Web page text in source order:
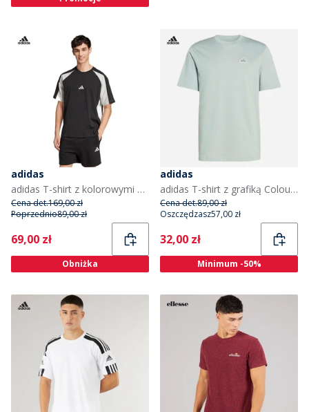
adidas
adidas T-shirt z kolorowymi blokami dla niego kolor Czarny
Cena det.169,00 zł
Poprzednio89,00 zł
Current
69,00 zł
Obniżka
adidas
adidas T-shirt z grafiką Colour Icon dla niego kolor Wonder Sage
Cena det.89,00 zł
Oszczędzasz57,00 zł
Current
32,00 zł
Minimum -50%